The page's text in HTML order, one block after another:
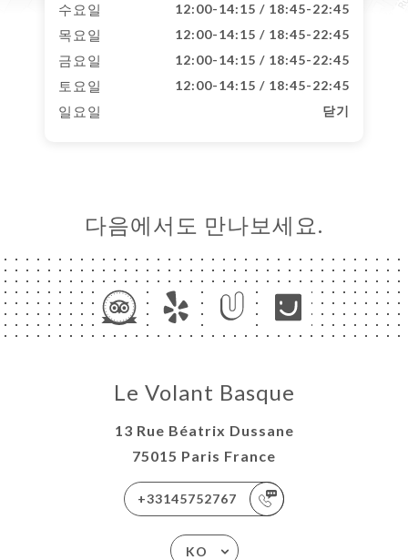
수요일 12:00-14:15 / 18:45-22:45
목요일 12:00-14:15 / 18:45-22:45
금요일 12:00-14:15 / 18:45-22:45
토요일 12:00-14:15 / 18:45-22:45
일요일 닫기
다음에서도 만나보세요.
Le Volant Basque
13 Rue Béatrix Dussane
75015 Paris France
+33145752767
KO